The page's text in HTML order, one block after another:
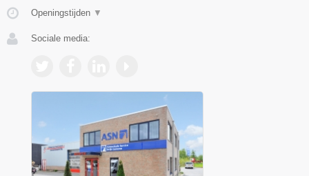
Openingstijden ▼
Sociale media: